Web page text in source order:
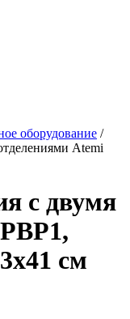
оборудование /
Atemi
c двумя
см